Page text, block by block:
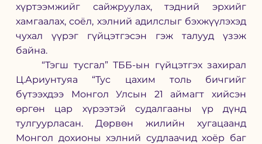
хүртээмжийг сайжруулах, тэдний эрхийг
хамгаалах, соёл, хэлний адилслыг бэхжүүлэхэд
чухал үүрэг гүйцэтгэсэн гэж талууд үзэж
байна.
Ц.Ариунтуяа “Тус цахим толь бичгийг
бүтээхдээ Монгол Улсын 21 аймагт хийсэн
өргөн цар хүрээтэй судалгааны үр дүнд
тулгуурласан. Дөрвөн жилийн хугацаанд
Монгол дохионы хэлний судлаачид хоёр баг